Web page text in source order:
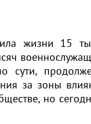
жизни 15
сути,
за зоны
но